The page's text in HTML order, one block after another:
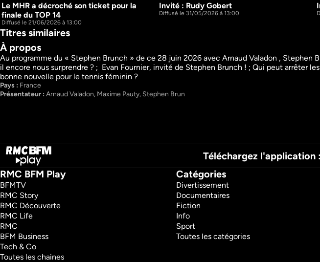
1h43m
Le MHR a décroché son ticket pour la
finale du TOP 14
Diffusé le 21/06/2026 à 13:00
Invité : Rudy Gobert
Diffusé le 31/05/2026 à 13:00
Titres similaires
Super Moscato Show ​
Talk Show
Sport
Rothen s'enflamme
Les
À propos
Au programme du « Stephen Brunch » de ce 28 juin 2026 avec Arnaud Valadon , Stephen
il encore nous surprendre ? ;  Evan Fournier, invité de Stephen Brunch ! ; Qui peut arrêter
bonne nouvelle pour le tennis féminin ?
Pays : France
Présentateur : Arnaud Valadon, Maxime Pauty, Stephen Brun
Téléchargez l'application :
RMC BFM Play
BFMTV
RMC Story
RMC Découverte
RMC Life
RMC
BFM Business
Tech & Co
Toutes les chaines
Catégories
Divertissement
Documentaires
Fiction
Info
Sport
Toutes les catégories